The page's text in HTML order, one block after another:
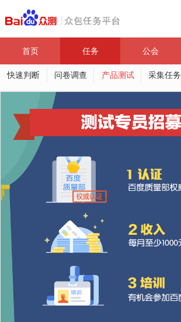
首页 任务 公会
快速判断 问卷调查 产品测试 采集任务